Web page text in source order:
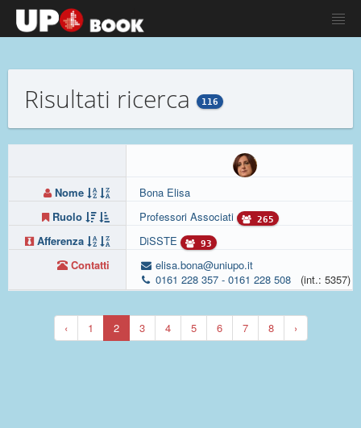
Risultati ricerca 116
Nome
Ruolo
Afferenza
Contatti
Bona Elisa
Professori Associati
265
DiSSTE 93
elisa.bona@uniupo.it
0161 228 357 - 0161 228 508
(int.: 5357)
‹ 1 2 3 4 5 6 7 8 ›